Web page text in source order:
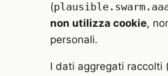
(
non utilizza cookie,
personali.
I dati aggregati raccolti